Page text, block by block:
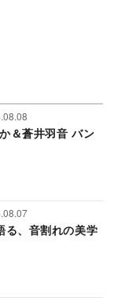
＆蒼井羽音 バン
る、音割れの美学